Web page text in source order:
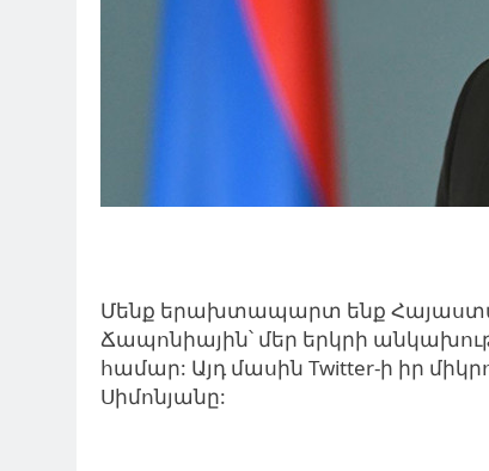
Մենք երախտապարտ ենք
Ճապոնիային՝ մեր երկրի
համար: Այդ մասին Twitter-ի իր
Սիմոնյանը: